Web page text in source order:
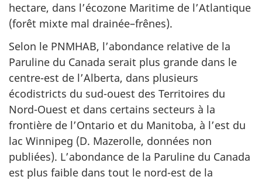
hectare, dans l’écozone Maritime de l’Atlantique
(forêt mixte mal drainée–frênes).
Selon le PNMHAB, l’abondance relative de la
Paruline du Canada serait plus grande dans le
centre-est de l’Alberta, dans plusieurs
écodistricts du sud-ouest des Territoires du
Nord-Ouest et dans certains secteurs à la
frontière de l’Ontario et du Manitoba, à l’est du
lac Winnipeg (D. Mazerolle, données non
publiées). L’abondance de la Paruline du Canada
est plus faible dans tout le nord-est de la